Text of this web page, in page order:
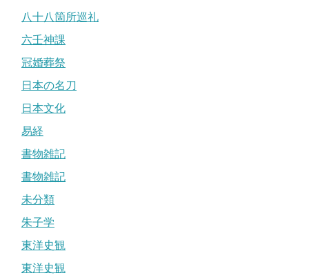
八十八箇所巡礼
六壬神課
冠婚葬祭
日本の名刀
日本文化
易経
書物雑記
書物雑記
未分類
朱子学
東洋史観
東洋史観